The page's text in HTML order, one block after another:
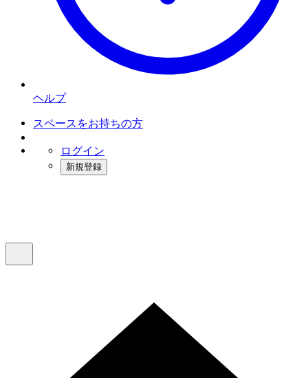
ヘルプ
スペースをお持ちの方
ログイン
新規登録